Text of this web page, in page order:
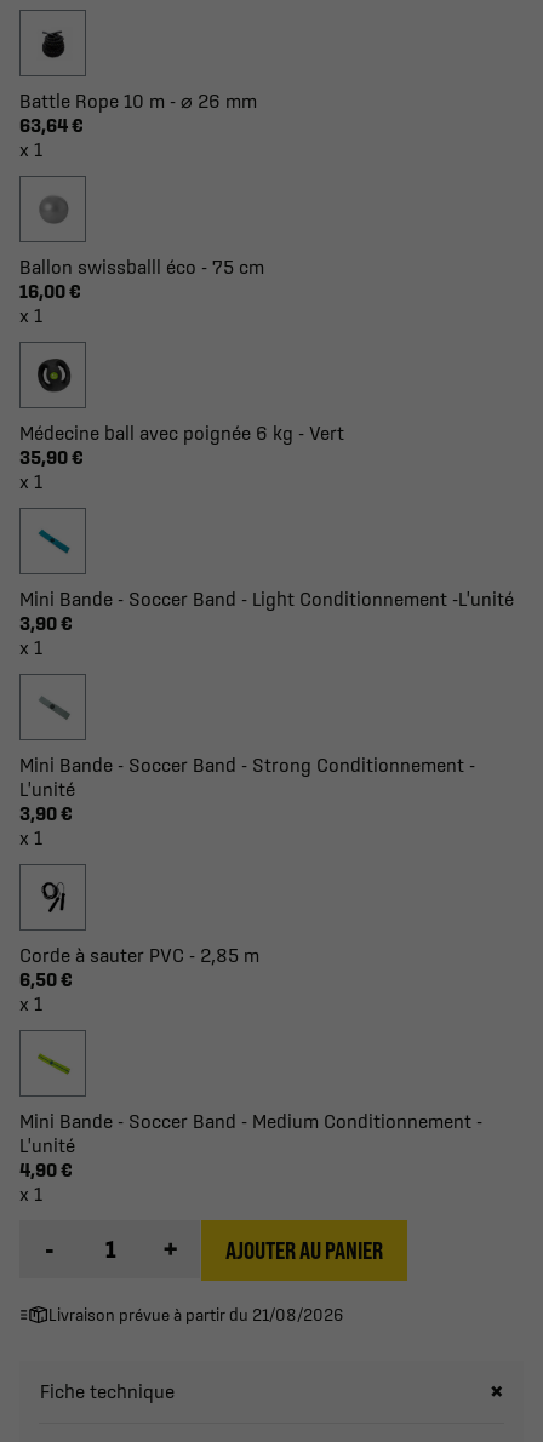
Battle Rope 10 m - ⌀ 26 mm
63,64 €
x 1
Ballon swissballl éco - 75 cm
16,00 €
x 1
Médecine ball avec poignée 6 kg - Vert
35,90 €
x 1
Mini Bande - Soccer Band - Light Conditionnement -L'unité
3,90 €
x 1
Mini Bande - Soccer Band - Strong Conditionnement -
L'unité
3,90 €
x 1
Corde à sauter PVC - 2,85 m
6,50 €
x 1
Mini Bande - Soccer Band - Medium Conditionnement -
L'unité
4,90 €
x 1
- + AJOUTER AU PANIER
Livraison prévue à partir du 21/08/2026
Fiche technique